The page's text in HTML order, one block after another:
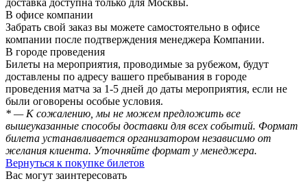
доставка доступна только для Москвы.
В офисе компании
Забрать свой заказ вы можете самостоятельно в офисе
компании после подтверждения менеджера Компании.
В городе проведения
Билеты на мероприятия, проводимые за рубежом, будут
доставлены по адресу вашего пребывания в городе
проведения матча за 1-5 дней до даты мероприятия, если не
были оговорены особые условия.
* — К сожалению, мы не можем предложить все
вышеуказанные способы доставки для всех событий. Формат
билета устанавливается организатором независимо от
желания клиента. Уточняйте формат у менеджера.
Вернуться к покупке билетов
Вас могут заинтересовать